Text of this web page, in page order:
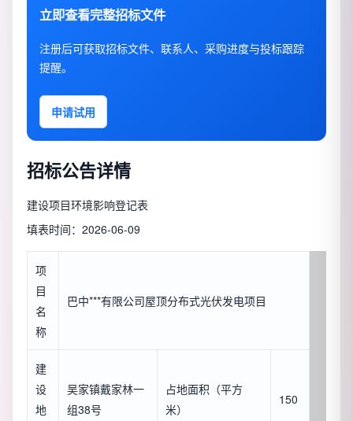
立即查看完整招标文件
注册后可获取招标文件、联系人、采购进度与投标跟踪
提醒。
申请试用
招标公告详情
建设项目环境影响登记表
填表时间：2026-06-09
项
目
名
称
巴中***有限公司屋顶分布式光伏发电项目
建
设
地
吴家镇戴家林一
组38号
占地面积（平方
米）
150